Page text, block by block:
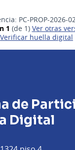
PC-PROP-2026-
1 (de 1)
ver otras
Verificar huella digital
de
Digital